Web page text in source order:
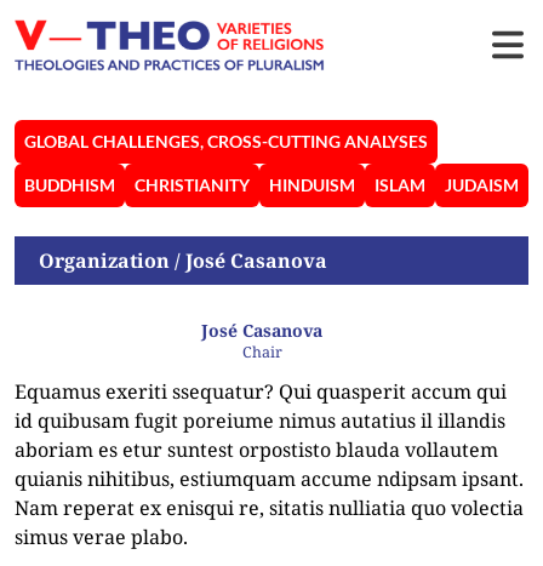
GLOBAL CHALLENGES, CROSS-CUTTING ANALYSES
BUDDHISM CHRISTIANITY HINDUISM ISLAM JUDAISM
Organization/ José Casanova
José Casanova
Chair
Equamus exeriti ssequatur? Qui quasperit accum qui
id quibusam fugit poreiume nimus autatius il illandis
aboriam es etur suntest orpostisto blauda vollautem
quianis nihitibus, estiumquam accume ndipsam ipsant.
Nam reperat ex enisqui re, sitatis nulliatia quo volectia
simus verae plabo.